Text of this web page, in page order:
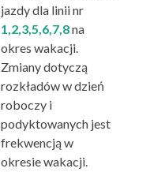
jazdy dla linii nr
1,2,3,5,6,7,8na
okres wakacji.
Zmiany dotyczą
rozkładów w dzień
roboczy i
podyktowanych jest
frekwencją w
okresie wakacji.